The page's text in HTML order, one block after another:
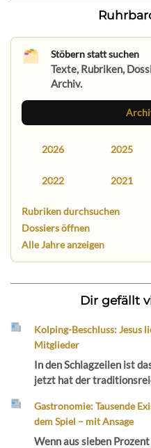
Stöbern statt suchen
Texte, Rubriken,
Archiv.
2026 2025
2022 2021
Rubriken durchsuchen
Dossiers öffnen
Alle Jahre anzeigen
Dir gefällt
Kolping-Beschluss: Jesus
Mitglieder
In den Schlagzeilen ist
jetzt hat der
Gastronomie: Tausende
dem Spiel – mit Ansage
Wenn aus sieben